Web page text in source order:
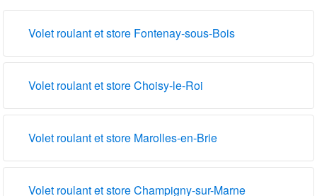
Volet roulant et store Fontenay-sous-Bois
Volet roulant et store Choisy-le-Roi
Volet roulant et store Marolles-en-Brie
Volet roulant et store Champigny-sur-Marne